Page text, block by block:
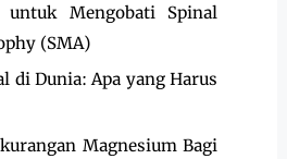
untuk Mengobati Spinal
(SMA)
di Dunia: Apa yang Harus
Magnesium Bagi